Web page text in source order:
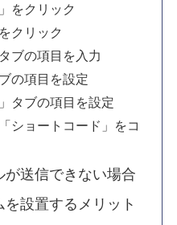
をクリック
クリック
ブの項目を入力
の項目を設定
タブの項目を設定
ショートコード」をコ
送信できない場合
設置するメリット